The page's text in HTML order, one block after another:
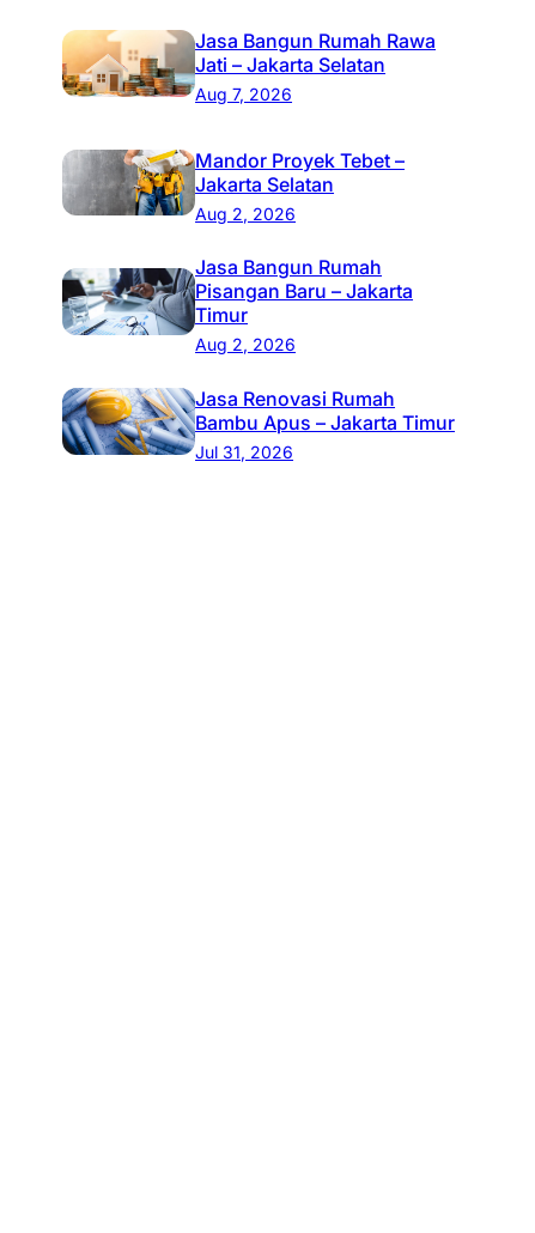
Jasa Bangun Rumah Rawa
Jati – Jakarta Selatan
Aug 7, 2026
Mandor Proyek Tebet –
Jakarta Selatan
Aug 2, 2026
Jasa Bangun Rumah
Pisangan Baru – Jakarta
Timur
Aug 2, 2026
Jasa Renovasi Rumah
Bambu Apus – Jakarta Timur
Jul 31, 2026